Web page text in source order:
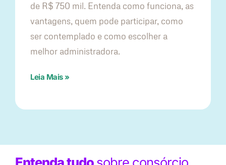
de R$ 750 mil. Entenda como funciona, as
vantagens, quem pode participar, como
ser contemplado e como escolher a
melhor administradora.
Leia Mais »